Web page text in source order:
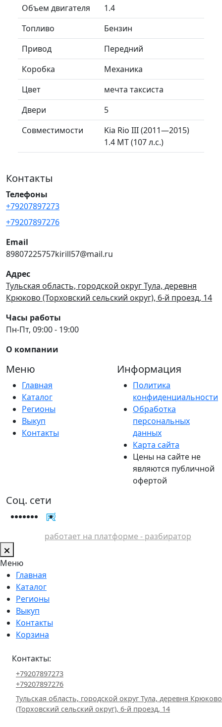
Объем двигателя
1.4
Топливо
Бензин
Привод
Передний
Коробка
Механика
Цвет
мечта таксиста
Двери
5
Совместимости
Kia Rio III (2011—2015)
1.4 MT (107 л.с.)
Контакты
Телефоны
+79207897273
+79207897276
Email
89807225757kirill57@mail.ru
Адрес
Тульская область, городской округ Тула, деревня
Крюково (Торховский сельский округ), 6-й проезд, 14
Часы работы
Пн-Пт, 09:00 - 19:00
О компании
Меню
Главная
Каталог
Регионы
Выкуп
Контакты
Информация
Политика
конфиденциальности
Обработка
персональных
данных
Карта сайта
Цены на сайте не
являются публичной
офертой
Соц. сети
работает на платформе - разбиратор
Меню
Главная
Каталог
Регионы
Выкуп
Контакты
Корзина
Контакты:
+79207897273
+79207897276
Тульская область, городской округ Тула, деревня Крюково
(Торховский сельский округ), 6-й проезд, 14